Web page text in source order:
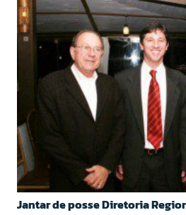
Jantar de posse Diretoria